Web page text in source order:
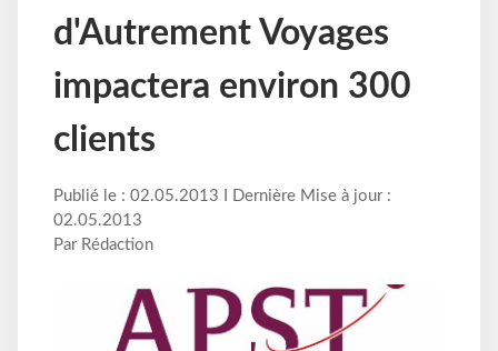
d'Autrement Voyages
impactera environ 300
clients
Publié le : 02.05.2013 I Dernière Mise à jour :
02.05.2013
Par Rédaction